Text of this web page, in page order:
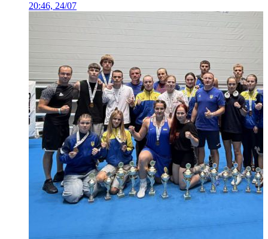
20:46, 24/07